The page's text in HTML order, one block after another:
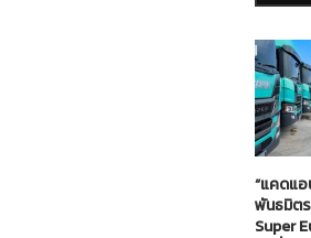
“แคดแ
พันธมิต
Super